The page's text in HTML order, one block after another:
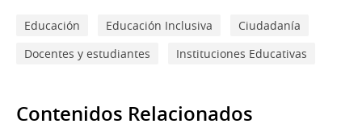
Educación Educación Inclusiva
Ciudadanía
Docentes y estudiantes
Instituciones Educativas
Contenidos Relacionados